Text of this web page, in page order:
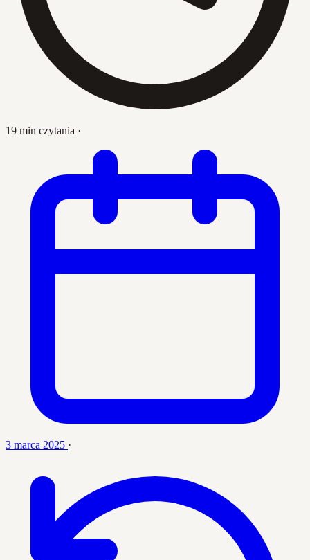
19 min czytania ·
3 marca 2025 ·